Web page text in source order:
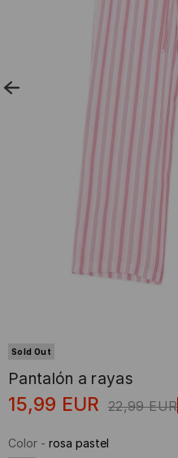
Sold Out
Pantalón a rayas
15,99 EUR 22,99 EUR
Color - rosa pastel